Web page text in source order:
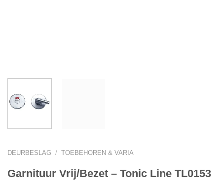
DEURBESLAG / TOEBEHOREN & VARIA
Garnituur Vrij/Bezet – Tonic Line TL0153